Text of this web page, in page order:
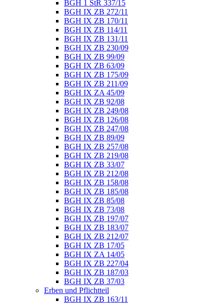
BGH 1 StR 337/15
BGH IX ZB 272/11
BGH IX ZB 170/11
BGH IX ZB 114/11
BGH IX ZB 131/11
BGH IX ZB 230/09
BGH IX ZB 99/09
BGH IX ZB 63/09
BGH IX ZB 175/09
BGH IX ZB 211/09
BGH IX ZA 45/09
BGH IX ZB 92/08
BGH IX ZB 249/08
BGH IX ZB 126/08
BGH IX ZB 247/08
BGH IX ZB 89/09
BGH IX ZB 257/08
BGH IX ZB 219/08
BGH IX ZB 33/07
BGH IX ZB 212/08
BGH IX ZB 158/08
BGH IX ZB 185/08
BGH IX ZB 85/08
BGH IX ZB 73/08
BGH IX ZB 197/07
BGH IX ZB 183/07
BGH IX ZB 212/07
BGH IX ZB 17/05
BGH IX ZA 14/05
BGH IX ZB 227/04
BGH IX ZB 187/03
BGH IX ZB 37/03
Erben und Pflichtteil
BGH IX ZB 163/11